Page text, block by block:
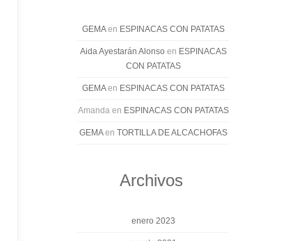
GEMAen ESPINACAS CON PATATAS
Aida Ayestarán Alonso en ESPINACAS
CON PATATAS
GEMAen ESPINACAS CON PATATAS
Amandaen ESPINACAS CON PATATAS
GEMAen TORTILLA DE ALCACHOFAS
Archivos
enero 2023